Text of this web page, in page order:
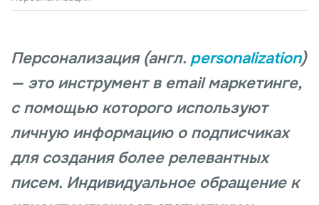
Персонализация (англ. personalization)
— это инструмент в email маркетинге,
с помощью которого используют
личную информацию о подписчиках
для создания более релевантных
писем. Индивидуальное обращение к